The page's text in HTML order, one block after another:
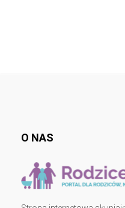
O NAS